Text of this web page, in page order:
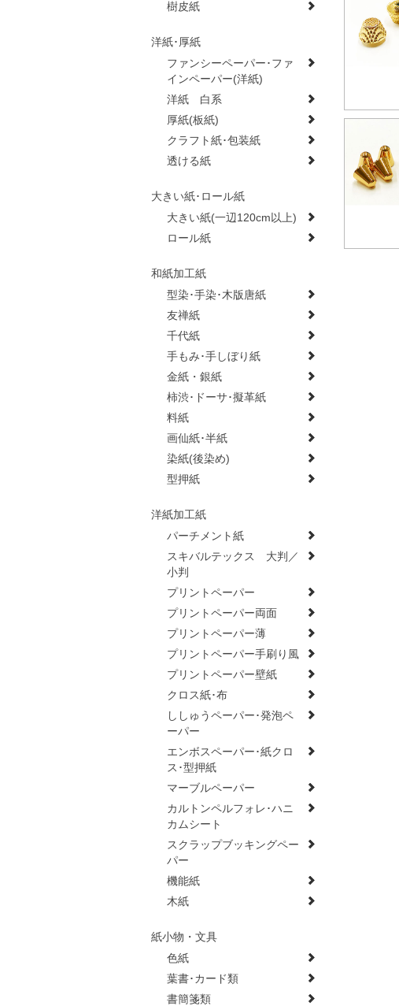
樹皮紙
洋紙･厚紙
ファンシーペーパー･ファ
インペーパー(洋紙)
洋紙 白系
厚紙(板紙)
クラフト紙･包装紙
透ける紙
大きい紙･ロール紙
大きい紙(一辺120cm以上)
ロール紙
和紙加工紙
型染･手染･木版唐紙
友禅紙
千代紙
手もみ･手しぼり紙
金紙・銀紙
柿渋･ドーサ･擬革紙
料紙
画仙紙･半紙
染紙(後染め)
型押紙
洋紙加工紙
パーチメント紙
スキバルテックス 大判／
小判
プリントペーパー
プリントペーパー両面
プリントペーパー薄
プリントペーパー手刷り風
プリントペーパー壁紙
クロス紙･布
ししゅうペーパー･発泡ペ
ーパー
エンボスペーパー･紙クロ
ス･型押紙
マーブルペーパー
カルトンペルフォレ･ハニ
カムシート
スクラップブッキングペー
パー
機能紙
木紙
紙小物・文具
色紙
葉書･カード類
書簡箋類